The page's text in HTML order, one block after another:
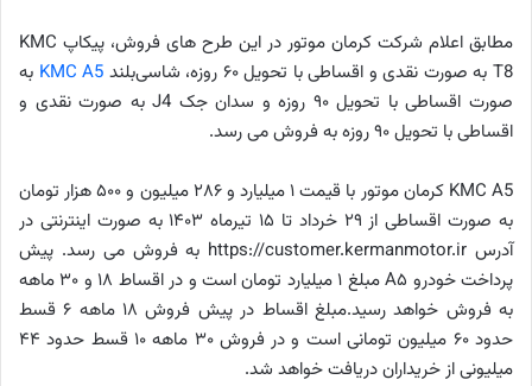
مطابق اعلام شرکت کرمان موتور در این طرح های فروش، پیکاپ KMC
T8 به صورت نقدی و اقساطی با تحویل ۶۰ روزه، شاسی‌بلند
KMC A5 به
صورت اقساطی با تحویل ۹۰ روزه و سدان جک J4 به صورت نقدی و
اقساطی با تحویل ۹۰ روزه به فروش می رسد.
KMC A5 کرمان موتور با قیمت ۱ میلیارد و ۲۸۶ میلیون و ۵۰۰ هزار تومان
به صورت اقساطی از ۲۹ خرداد تا ۱۵ تیرماه ۱۴۰۳ به صورت اینترنتی در
آدرس https://customer.kermanmotor.ir به فروش می رسد. پیش
پرداخت خودرو A۵ مبلغ ۱ میلیارد تومان است و در اقساط ۱۸ و ۳۰ ماهه
به فروش خواهد رسید.مبلغ اقساط در پیش فروش ۱۸ ماهه ۶ قسط
حدود ۶۰ میلیون تومانی است و در فروش ۳۰ ماهه ۱۰ قسط حدود ۴۴
میلیونی از خریداران دریافت خواهد شد.